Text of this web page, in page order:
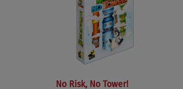
No Risk, No Tower!